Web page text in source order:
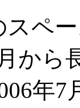
スペ
から
年